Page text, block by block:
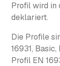
Profil wird in
deklariert.
Die Profile
16931,
Profil EN